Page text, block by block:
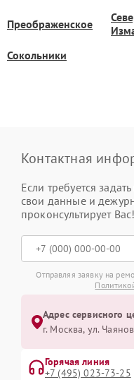
Преображенское
Сокольники
Контактная
Если требуется
свои данные и
проконсультирует Вас!
Отправляя заявку на
Адрес сервисного
г. Москва, ул.
Горячая линия
+7 (495) 023-73-25